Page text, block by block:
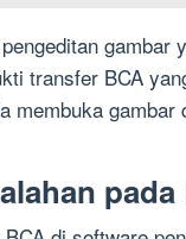
gambar
transfer BCA
membuka gambar